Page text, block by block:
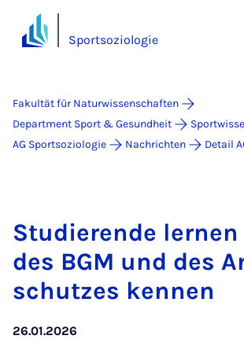
Sportsoziologie
Fakultät für Naturwissenschaften
Department Sport & Gesundheit
AG Sportsoziologie
Nachrichten Detail
Stu­die­ren­de ler­nen
des BGM und des
schut­zes ken­nen
26.01.2026